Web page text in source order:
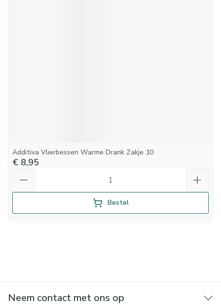
Additiva Vlierbessen Warme Drank Zakje 10
€ 8,95
Bestel
Neem contact met ons op